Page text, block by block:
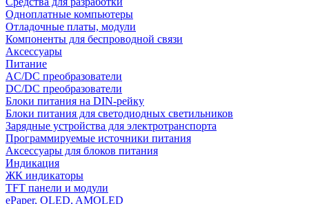
Одноплатные компьютеры
Отладочные платы, модули
Компоненты для беспроводной связи
Аксессуары
Питание
AC/DC преобразователи
DC/DC преобразователи
Блоки питания на DIN-рейку
Блоки питания для светодиодных светильников
Зарядные устройства для электротранспорта
Программируемые источники питания
Аксессуары для блоков питания
Индикация
ЖК индикаторы
TFT панели и модули
ePaper, OLED, AMOLED